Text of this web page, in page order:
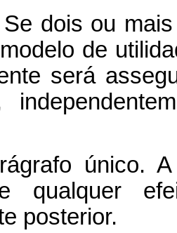
Se dois ou
de
será
único.
qualquer
posterior.